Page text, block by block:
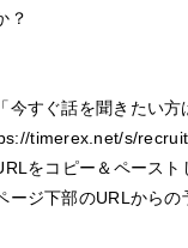
？
今すぐ話を聞きたい方
timerex.net/s/
をコピー＆ペースト
ージ下部のURLからの